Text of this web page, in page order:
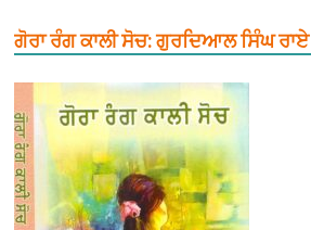
ਗੋਰਾ ਰੰਗ ਕਾਲੀ ਸੋਚ: ਗੁਰਦਿਆਲ ਸਿੰਘ ਰਾਏ